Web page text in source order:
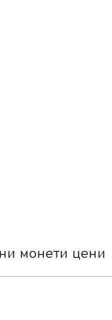
монети цени